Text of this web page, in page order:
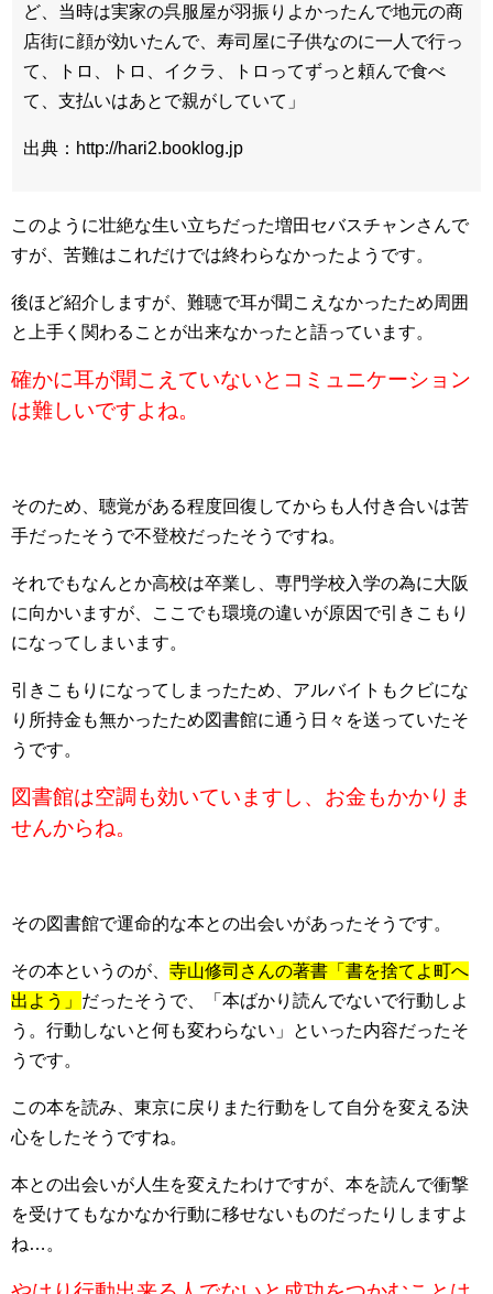
ど、当時は実家の呉服屋が羽振りよかったんで地元の商
店街に顔が効いたんで、寿司屋に子供なのに一人で行っ
て、トロ、トロ、イクラ、トロってずっと頼んで食べ
て、支払いはあとで親がしていて」
出典：http://hari2.booklog.jp
このように壮絶な生い立ちだった増田セバスチャンさんで
すが、苦難はこれだけでは終わらなかったようです。
後ほど紹介しますが、難聴で耳が聞こえなかったため周囲
と上手く関わることが出来なかったと語っています。
確かに耳が聞こえていないとコミュニケーション
は難しいですよね。
そのため、聴覚がある程度回復してからも人付き合いは苦
手だったそうで不登校だったそうですね。
それでもなんとか高校は卒業し、専門学校入学の為に大阪
に向かいますが、ここでも環境の違いが原因で引きこもり
になってしまいます。
引きこもりになってしまったため、アルバイトもクビにな
り所持金も無かったため図書館に通う日々を送っていたそ
うです。
図書館は空調も効いていますし、お金もかかりま
せんからね。
その図書館で運命的な本との出会いがあったそうです。
その本というのが、 寺山修司さんの著書「書を捨てよ町へ
出よう」 だったそうで、「本ばかり読んでないで行動しよ
う。行動しないと何も変わらない」といった内容だったそ
うです。
この本を読み、東京に戻りまた行動をして自分を変える決
心をしたそうですね。
本との出会いが人生を変えたわけですが、本を読んで衝撃
を受けてもなかなか行動に移せないものだったりしますよ
ね…。